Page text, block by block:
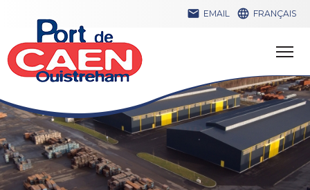
 EMAIL  FRANÇAIS